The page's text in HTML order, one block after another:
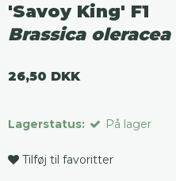
'Savoy King' F1
Brassica
26,50 DKK
Lagerstatus: På lager
Tilføj til favoritter